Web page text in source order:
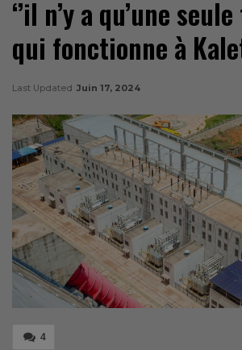
‘’il n’y a qu’une
qui fonctionne à
Last Updated Juin 17, 2024
4